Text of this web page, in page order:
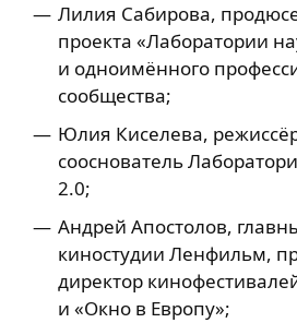
Лилия Сабирова,
проекта «Лаборатории
и одноимённого
сообщества;
Юлия Киселева,
сооснователь
2.0;
Андрей Апостолов,
киностудии Ленфильм,
директор
и «Окно в Европу»;